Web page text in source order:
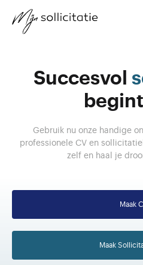
Succesvol
Gebruik nu onze handige
professionele CV en
zelf en haal je
Maak
Maak